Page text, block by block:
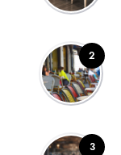
2
3